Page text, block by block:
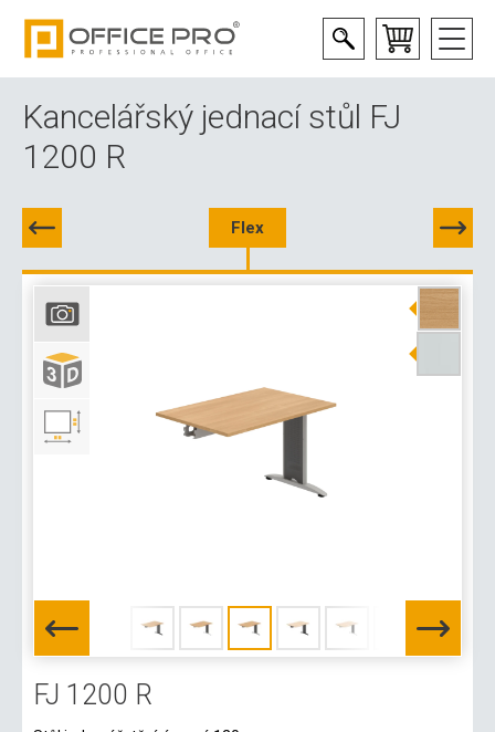
Kancelářský jednací stůl FJ
1200 R
Flex
FJ 1200 R